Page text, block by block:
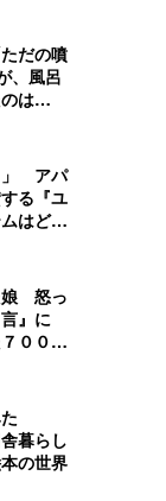
だの噴
、風呂
のは…
」 アパ
る『ユ
はど
娘 怒っ
』に
００倍
暮らし
の世界